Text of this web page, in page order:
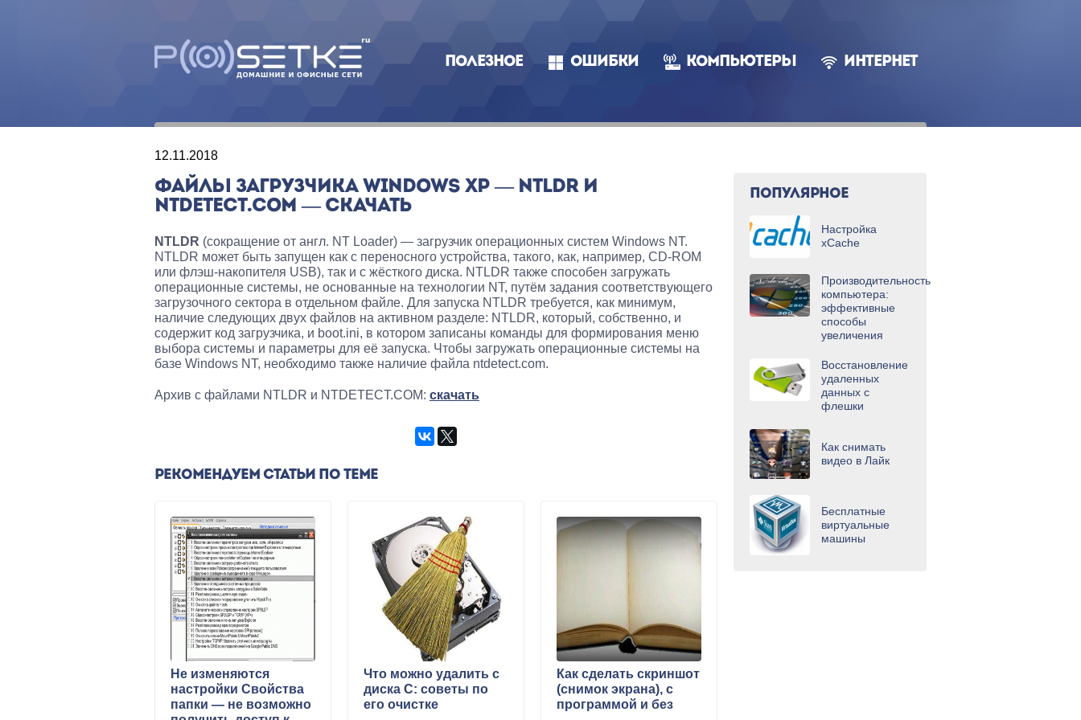
ПОЛЕЗНОЕ ОШИБКИ КОМПЬЮТЕРЫ ИНТЕРНЕТ
12.11.2018
ФАЙЛЫ ЗАГРУЗЧИКА WINDOWS XP — NTLDR И
NTDETECT.COM — СКАЧАТЬ
NTLDR (сокращение от англ. NT Loader) — загрузчик операционных систем Windows NT.
NTLDR может быть запущен как с переносного устройства, такого, как, например, CD-ROM
или флэш-накопителя USB), так и с жёсткого диска. NTLDR также способен загружать
операционные системы, не основанные на технологии NT, путём задания соответствующего
загрузочного сектора в отдельном файле. Для запуска NTLDR требуется, как минимум,
наличие следующих двух файлов на активном разделе: NTLDR, который, собственно, и
содержит код загрузчика, и boot.ini, в котором записаны команды для формирования меню
выбора системы и параметры для её запуска. Чтобы загружать операционные системы на
базе Windows NT, необходимо также наличие файла ntdetect.com.
Архив с файлами NTLDR и NTDETECT.COM: скачать
РЕКОМЕНДУЕМ СТАТЬИ ПО ТЕМЕ
Не изменяются
настройки Свойства
папки — не возможно
Что можно удалить с
диска С: советы по
его очистке
Как сделать скриншот
(снимок экрана), с
программой и без
ПОПУЛЯРНОЕ
Настройка
xCache
Производительность
компьютера:
эффективные
способы
увеличения
Восстановление
удаленных
данных с
флешки
Как снимать
видео в Лайк
Бесплатные
виртуальные
машины